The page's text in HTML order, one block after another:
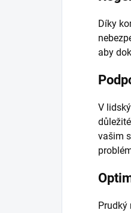
Díky
aby
V
vašim
Prudký